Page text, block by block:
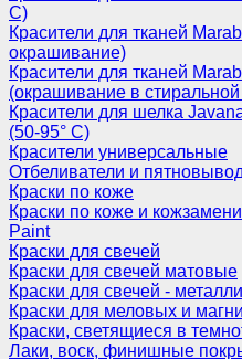
С)
Красители для тканей
окрашивание)
Красители для тканей
(окрашивание в
Красители для шелка
(50-95° С)
Красители универсальные
Отбеливатели и
Краски по коже
Краски по коже и
Paint
Краски для свечей
Краски для свечей матовые
Краски для свечей -
Краски для меловых и
Краски, светящиеся в
Лаки, воск, финишные